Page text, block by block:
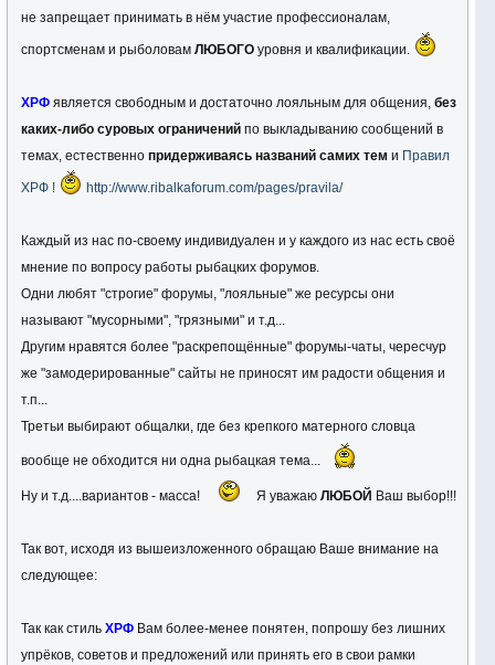
не запрещает принимать в нём участие профессионалам,
спортсменам и рыболовам ЛЮБОГО уровня и квалификации.
ХРФ является свободным и достаточно лояльным для общения, без
каких-либо суровых ограничений по выкладыванию сообщений в
темах, естественно придерживаясь названий самих тем и Правил
ХРФ ! http://www.ribalkaforum.com/pages/pravila/
Каждый из нас по-своему индивидуален и у каждого из нас есть своё
мнение по вопросу работы рыбацких форумов.
Одни любят "строгие" форумы, "лояльные" же ресурсы они
называют "мусорными", "грязными" и т.д...
Другим нравятся более "раскрепощённые" форумы-чаты, чересчур
же "замодерированные" сайты не приносят им радости общения и
т.п...
Третьи выбирают общалки, где без крепкого матерного словца
вообще не обходится ни одна рыбацкая тема...
Ну и т.д....вариантов - масса! Я уважаю ЛЮБОЙ Ваш выбор!!!
Так вот, исходя из вышеизложенного обращаю Ваше внимание на
следующее:
Так как стиль ХРФ Вам более-менее понятен, попрошу без лишних
упрёков, советов и предложений или принять его в свои рамки